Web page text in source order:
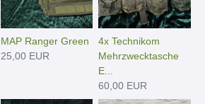
MAP Ranger Green
25,00 EUR
4x Technikom
Mehrzwecktasche
E...
60,00 EUR